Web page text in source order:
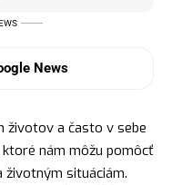
News
životov a často v sebe
nám môžu pomôcť
životným situáciám.